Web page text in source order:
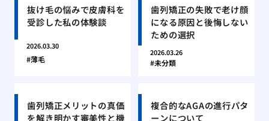
抜け毛の悩みで皮膚科を
受診した私の体験談
2026.03.30
薄毛
歯列矯正の失敗で老け顔
になる原因と後悔しない
ための選択
2026.03.26
未分類
歯列矯正メリットの真価
を解き明かす審美性と機
複合的なAGAの進行パタ
ーンについて